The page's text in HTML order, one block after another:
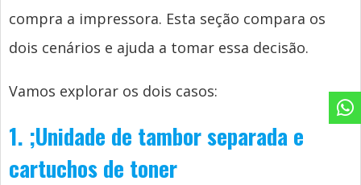
compra a impressora. Esta seção compara os
dois cenários e ajuda a tomar essa decisão.
Vamos explorar os dois casos:
1. ;Unidade de tambor separada e
cartuchos de toner